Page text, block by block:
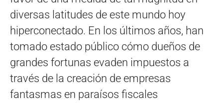
diversas latitudes de este mundo hoy
hiperconectado. En los últimos años, han
tomado estado público cómo dueños de
grandes fortunas evaden impuestos a
través de la creación de empresas
fantasmas en paraísos fiscales